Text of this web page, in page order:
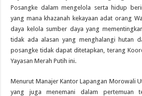
Posangke dalam mengelola serta hidup
yang mana khazanah kekayaan adat orang
daya kelola sumber daya yang
tidak ada alasan yang menghalangi hutan
posangke tidak dapat ditetapkan, terang
Yayasan Merah Putih ini.
Menurut Manajer Kantor Lapangan Morowali
yang juga menemani dalam pertemuan